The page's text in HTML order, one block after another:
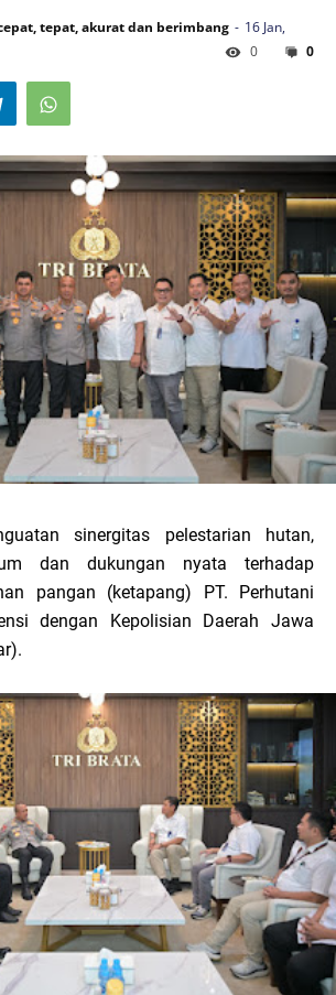
tepat, akurat dan berimbang
16 Jan,
0
0
sinergitas pelestarian hutan,
dan dukungan nyata terhadap
pangan (ketapang) PT. Perhutani
dengan Kepolisian Daerah Jawa